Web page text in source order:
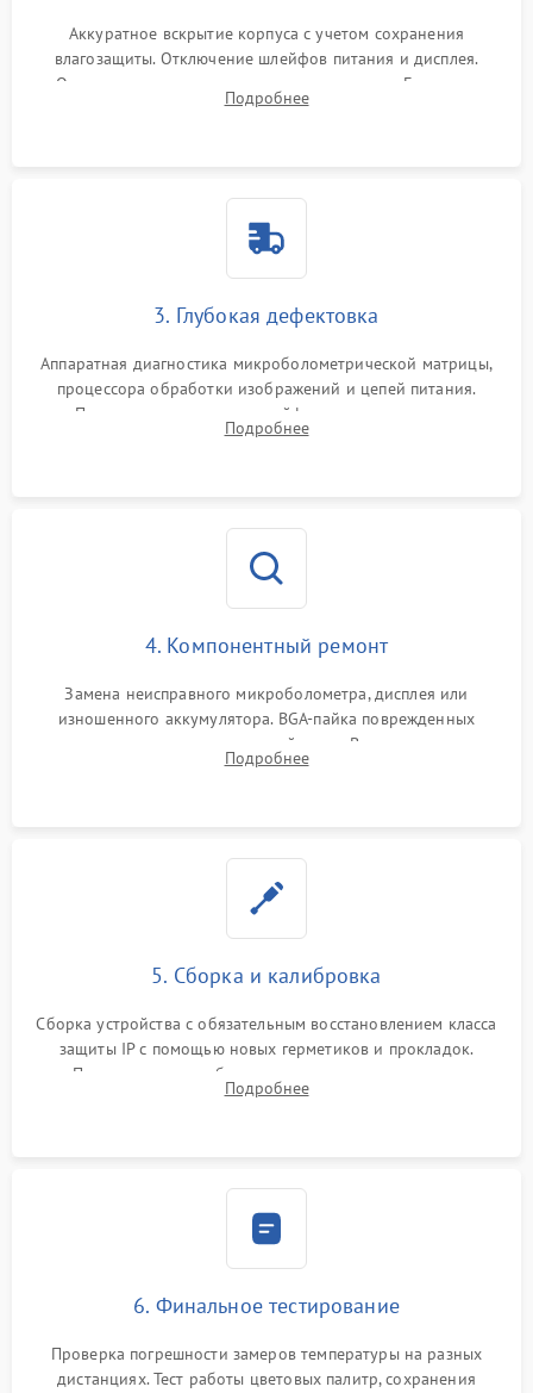
Аккуратное вскрытие корпуса с учетом сохранения
влагозащиты. Отключение шлейфов питания и дисплея.
Очистка внутренних плат от окислов и пыли. Бережная
обработка германиевого объектива специализированными
Подробнее
3. Глубокая дефектовка
Аппаратная диагностика микроболометрической матрицы,
процессора обработки изображений и цепей питания.
Проверка целостности шлейфов, модуля памяти и
интерфейсов связи. Выявление сгоревших SMD-компонентов
Подробнее
4. Компонентный ремонт
Замена неисправного микроболометра, дисплея или
изношенного аккумулятора. BGA-пайка поврежденных
контроллеров на материнской плате. Восстановление
разъемов и кнопок, замена поврежденных элементов
Подробнее
5. Сборка и калибровка
Сборка устройства с обязательным восстановлением класса
защиты IP с помощью новых герметиков и прокладок.
Программная калибровка матрицы по эталонному
абсолютно черному телу для точного измерения температур.
Подробнее
6. Финальное тестирование
Проверка погрешности замеров температуры на разных
дистанциях. Тест работы цветовых палитр, сохранения